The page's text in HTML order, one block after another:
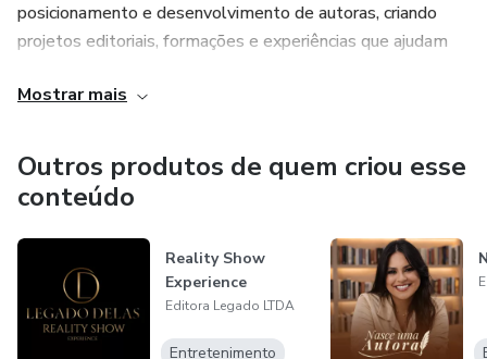
posicionamento e desenvolvimento de autoras, criando
projetos editoriais, formações e experiências que ajudam
voz mais longe.
Hoje a Editora Legado se tornou um movimento que
conecta mulheres que desejam:
• transformar sua história em um livro
• compartilhar suas experiências com o mundo
• desenvolver autoridade através da escrita
Mostrar mais
Outros produtos de quem criou esse
conteúdo
Reality Show
Experience
Editora Legado LTDA
Entretenimento